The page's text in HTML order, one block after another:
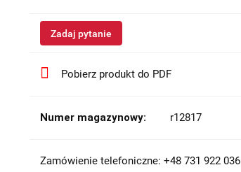
Zadaj pytanie
Pobierz produkt do PDF
Numer magazynowy: r12817
Zamówienie telefoniczne: +48 731 922 036